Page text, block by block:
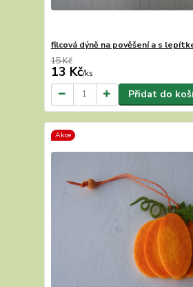
filcová dýně na pověšení a s
15 Kč
13 Kč/ks
Přidat do
Akce